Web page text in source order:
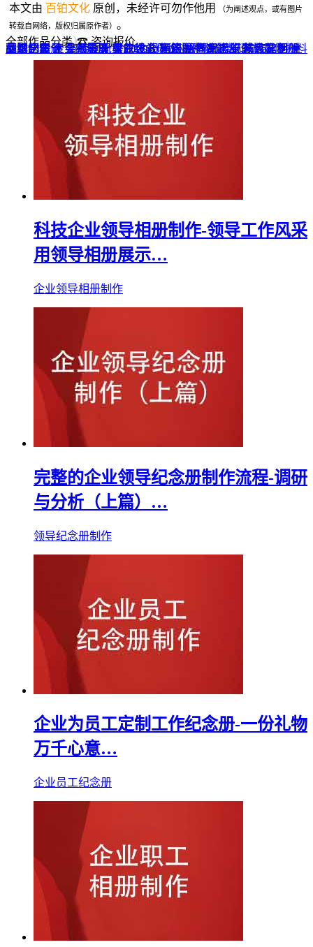
本文由 百铂文化 原创，未经许可勿作他用
（为阐述观点，或有图片
转载自网络，版权归属原作者） 。
全部作品分类 ☎ 咨询报价
品牌全案 ▼ 宣传画册 VI+LOGO 企业刊物 包装设计 宣传物料
网站UI设计 导视设计 餐饮设计 酒店品牌设计 纪念相册 ▼
企业纪念册 聚会纪念册 毕业纪念册 领导/同事相册 成人礼相册
战友纪念册 个人影集 家庭/生日相册 旅行纪念册 精装定制 ▼
菜谱制作 企业邮册 光盘包装盒 高端楼书 家谱族谱 家具画册
科技企业领导相册制作-领导工作风采
用领导相册展示…
企业领导相册制作
完整的企业领导纪念册制作流程-调研
与分析（上篇）…
领导纪念册制作
企业为员工定制工作纪念册-一份礼物
万千心意…
企业员工纪念册